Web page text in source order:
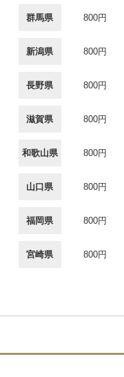
群馬県 800円
新潟県 800円
長野県 800円
滋賀県 800円
和歌山県 800円
山口県 800円
福岡県 800円
宮崎県 800円